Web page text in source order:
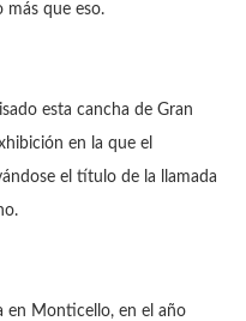
más que eso.
esta cancha de Gran
en la que el
el título de la llamada
en Monticello, en el año